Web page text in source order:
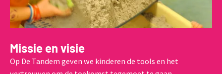
Missie en visie
Op De Tandem geven we kinderen de tools en het